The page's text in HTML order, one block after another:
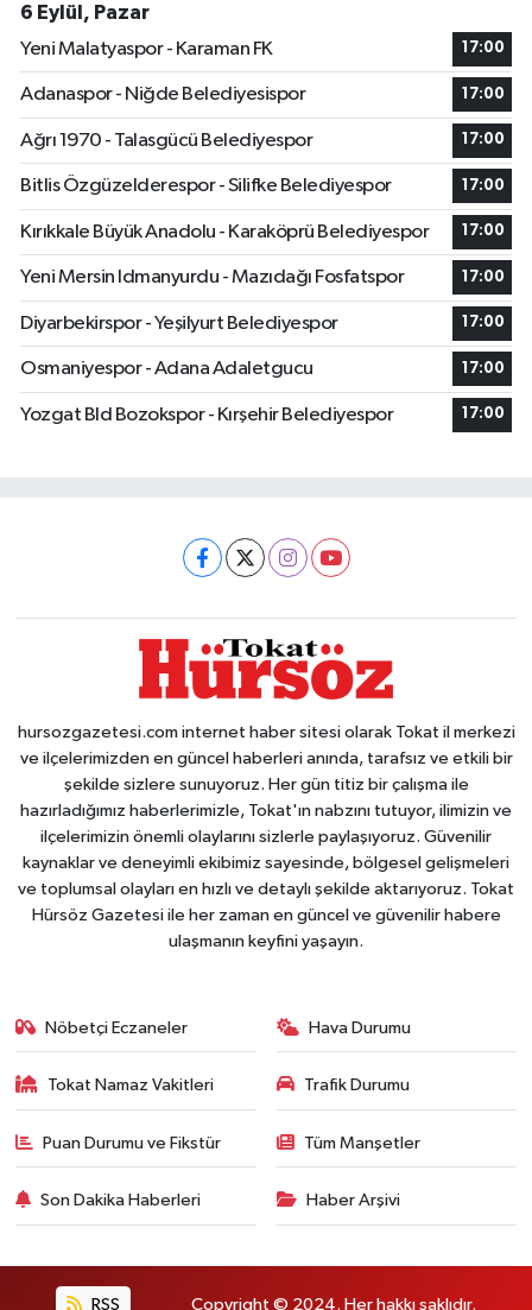
6 Eylül, Pazar
Yeni Malatyaspor - Karaman FK
17:00
Adanaspor - Niğde Belediyesispor 17:00
Ağrı 1970 - Talasgücü Belediyespor 17:00
Bitlis Özgüzelderespor - Silifke Belediyespor 17:00
Kırıkkale Büyük Anadolu - Karaköprü Belediyespor 17:00
Yeni Mersin Idmanyurdu - Mazıdağı Fosfatspor 17:00
Diyarbekirspor - Yeşilyurt Belediyespor 17:00
Osmaniyespor - Adana Adaletgucu 17:00
Yozgat Bld Bozokspor - Kırşehir Belediyespor 17:00
hursozgazetesi.com internet haber sitesi olarak Tokat il merkezi
ve ilçelerimizden en güncel haberleri anında, tarafsız ve etkili bir
şekilde sizlere sunuyoruz. Her gün titiz bir çalışma ile
hazırladığımız haberlerimizle, Tokat'ın nabzını tutuyor, ilimizin ve
ilçelerimizin önemli olaylarını sizlerle paylaşıyoruz. Güvenilir
kaynaklar ve deneyimli ekibimiz sayesinde, bölgesel gelişmeleri
ve toplumsal olayları en hızlı ve detaylı şekilde aktarıyoruz. Tokat
Hürsöz Gazetesi ile her zaman en güncel ve güvenilir habere
ulaşmanın keyfini yaşayın.
Nöbetçi Eczaneler Hava Durumu
Tokat Namaz Vakitleri Trafik Durumu
Puan Durumu ve Fikstür Tüm Manşetler
Son Dakika Haberleri Haber Arşivi
RSS Copyright © 2024. Her hakkı saklıdır.